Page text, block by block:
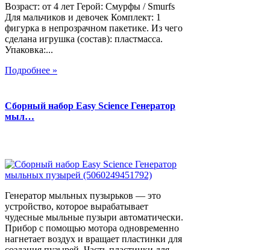
Возраст: от 4 лет Герой: Смурфы / Smurfs
Для мальчиков и девочек Комплект: 1
фигурка в непрозрачном пакетике. Из чего
сделана игрушка (состав): пластмасса.
Упаковка:...
Подробнее »
Сборный набор Easy Science Генератор
мыл…
Генератор мыльных пузырьков — это
устройство, которое вырабатывает
чудесные мыльные пузыри автоматически.
Прибор с помощью мотора одновременно
нагнетает воздух и вращает пластинки для